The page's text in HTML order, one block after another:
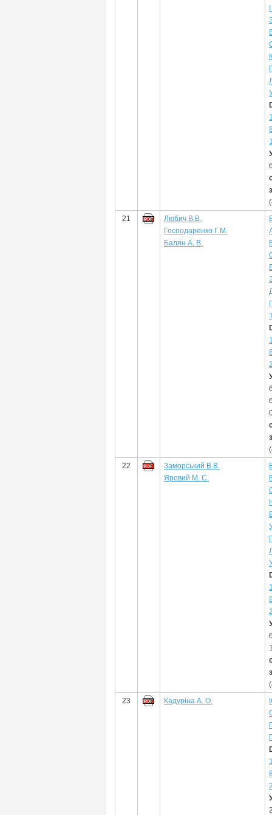
21
Любич В.В.
Господаренко Г.М.
Балян А. В.
22
Заморський В.В.
Яровий М. С.
23
Кадуріна А. О.